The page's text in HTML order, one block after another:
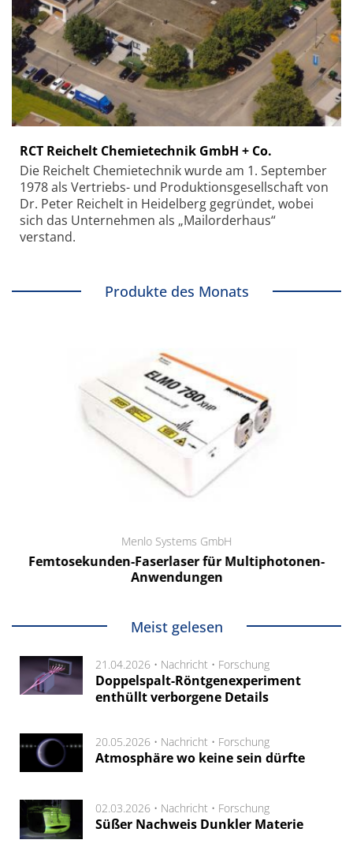
RCT Reichelt Chemietechnik GmbH + Co.
Die Reichelt Chemietechnik wurde am 1. September
1978 als Vertriebs- und Produktionsgesellschaft von
Dr. Peter Reichelt in Heidelberg gegründet, wobei
sich das Unternehmen als „Mailorderhaus“
verstand.
Produkte des Monats
Menlo Systems GmbH
Femtosekunden-Faserlaser für Multiphotonen-
Anwendungen
Meist gelesen
21.04.2026 • Nachricht • Forschung
Doppelspalt-Röntgenexperiment
enthüllt verborgene Details
20.05.2026 • Nachricht • Forschung
Atmosphäre wo keine sein dürfte
02.03.2026 • Nachricht • Forschung
Süßer Nachweis Dunkler Materie